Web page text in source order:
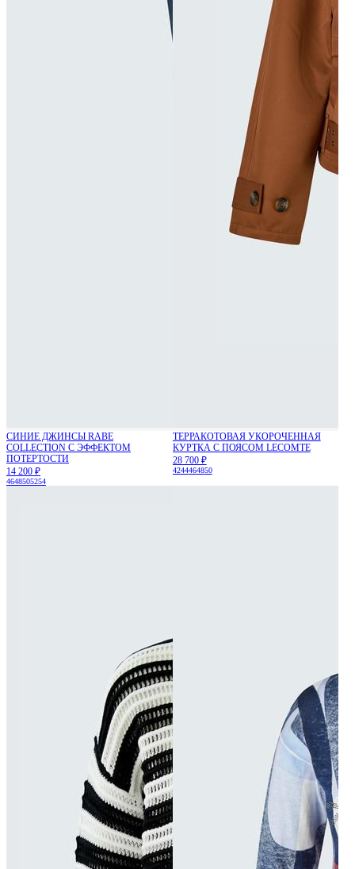
СИНИЕ ДЖИНСЫ RABE
COLLECTION С ЭФФЕКТОМ
ПОТЕРТОСТИ
14 200 ₽
4648505254
ТЕРРАКОТОВАЯ УКОРОЧЕННАЯ
КУРТКА С ПОЯСОМ LECOMTE
28 700 ₽
4244464850